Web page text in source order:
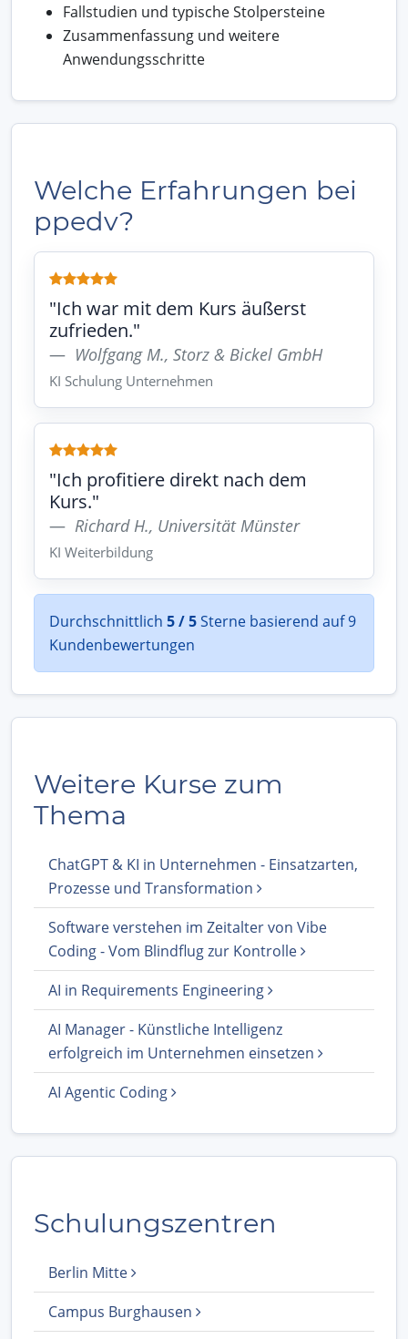
Fallstudien und typische Stolpersteine
Zusammenfassung und weitere
Anwendungsschritte
Welche Erfahrungen bei
ppedv?
"Ich war mit dem Kurs äußerst
zufrieden."
Wolfgang M., Storz & Bickel GmbH
KI Schulung Unternehmen
"Ich profitiere direkt nach dem
Kurs."
Richard H., Universität Münster
KI Weiterbildung
Durchschnittlich 5 / 5Sterne basierend auf 9
Kundenbewertungen
Weitere Kurse zum
Thema
ChatGPT & KI in Unternehmen - Einsatzarten,
Prozesse und Transformation
Software verstehen im Zeitalter von Vibe
Coding - Vom Blindflug zur Kontrolle
AI in Requirements Engineering
AI Manager - Künstliche Intelligenz
erfolgreich im Unternehmen einsetzen
AI Agentic Coding
Schulungszentren
Berlin Mitte
Campus Burghausen